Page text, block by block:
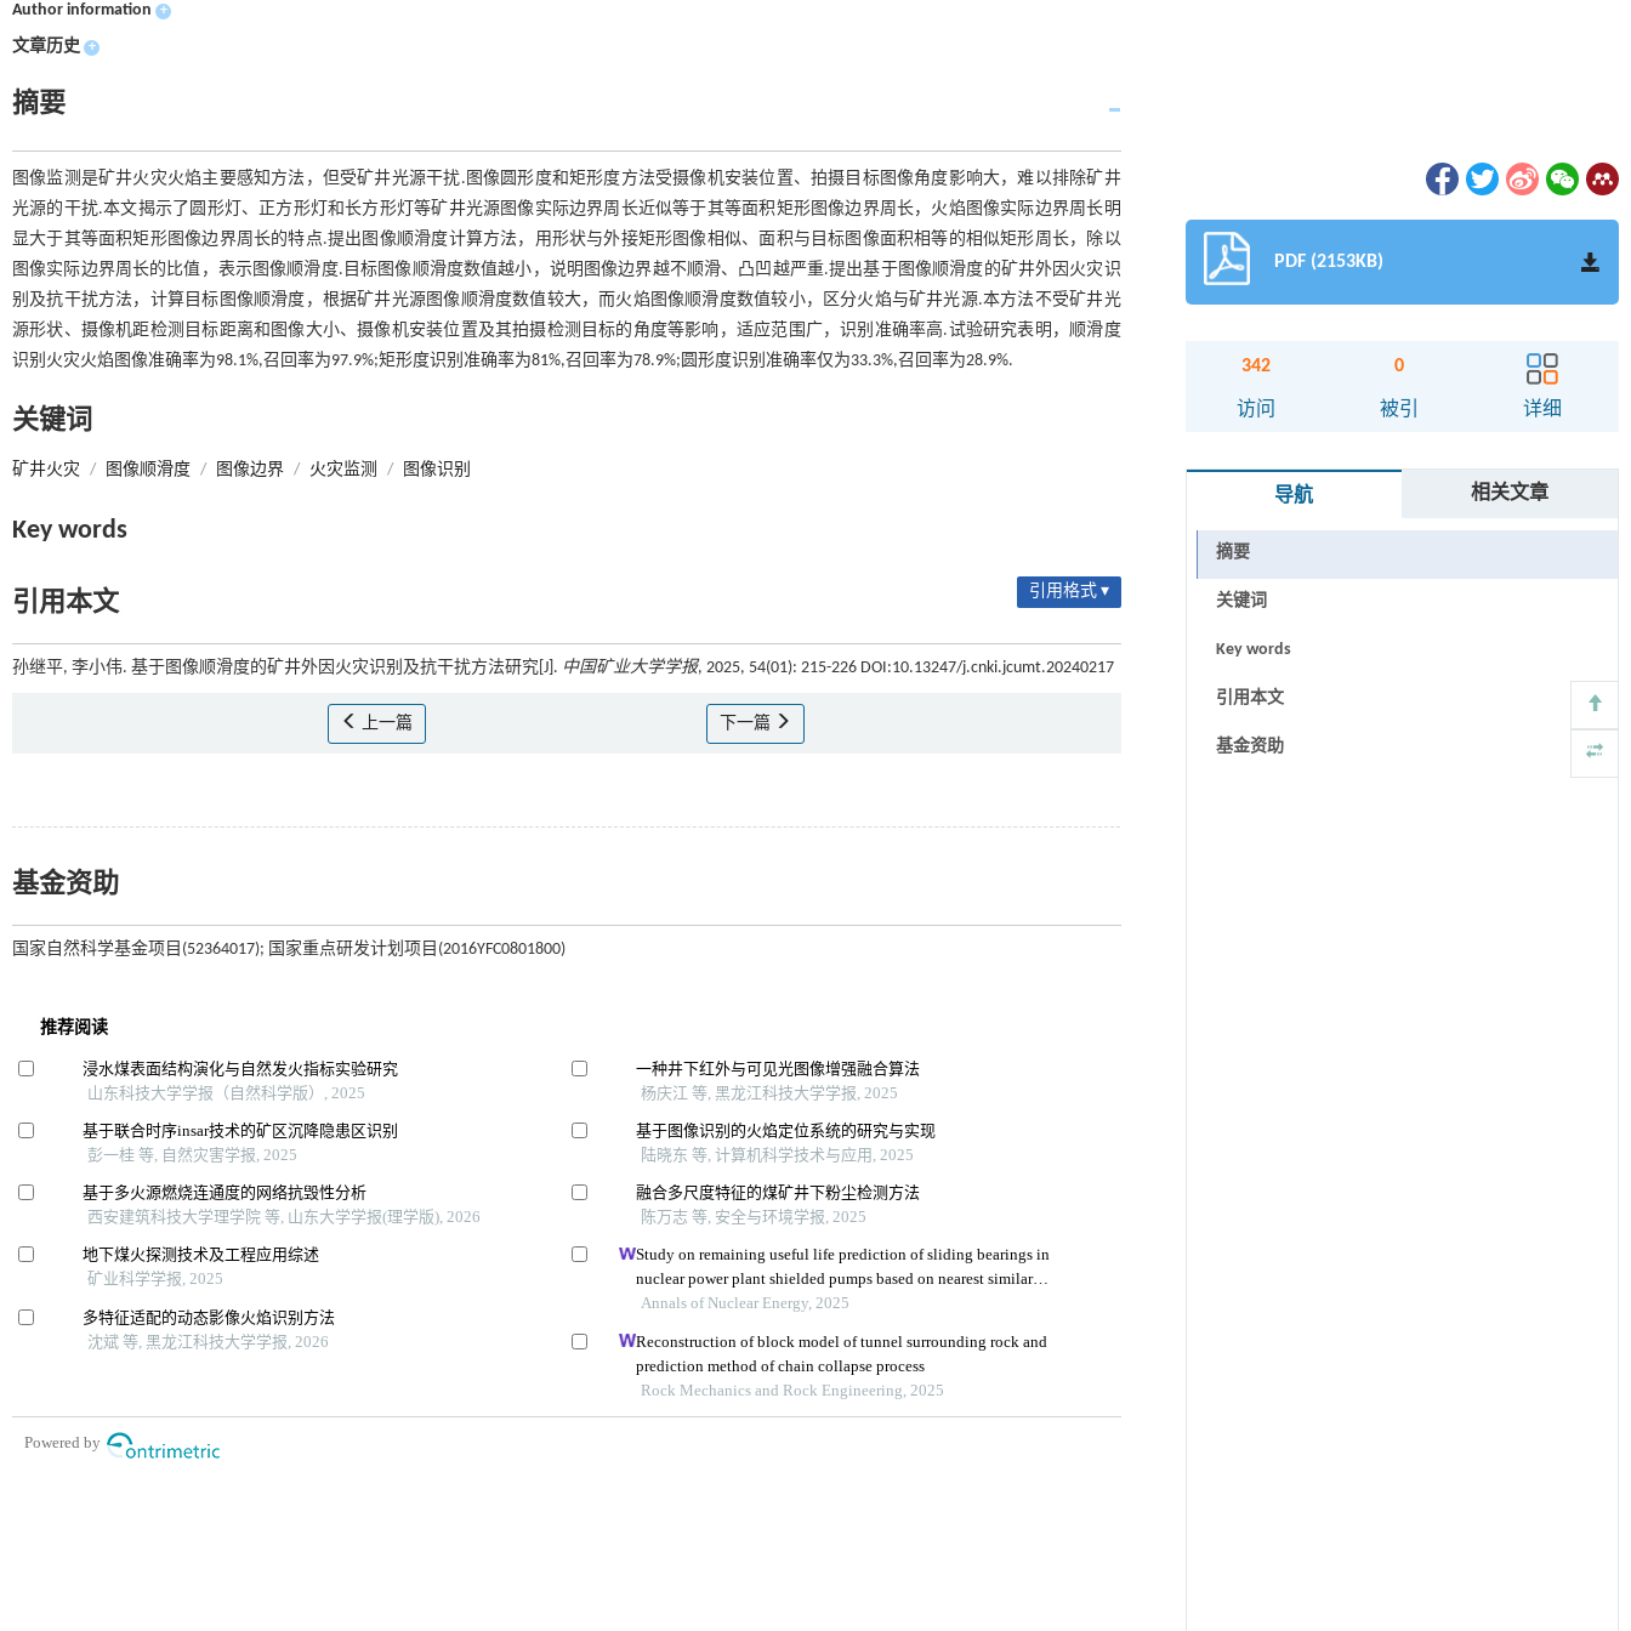
Author information +
文章历史 +
摘要
图像监测是矿井火灾火焰主要感知方法，但受矿井光源干扰.图像圆形度和矩形度方法受摄像机安装位置、拍摄目标图像角度影响大，难以排除矿井
光源的干扰.本文揭示了圆形灯、正方形灯和长方形灯等矿井光源图像实际边界周长近似等于其等面积矩形图像边界周长，火焰图像实际边界周长明
显大于其等面积矩形图像边界周长的特点.提出图像顺滑度计算方法，用形状与外接矩形图像相似、面积与目标图像面积相等的相似矩形周长，除以
图像实际边界周长的比值，表示图像顺滑度.目标图像顺滑度数值越小，说明图像边界越不顺滑、凸凹越严重.提出基于图像顺滑度的矿井外因火灾识
别及抗干扰方法，计算目标图像顺滑度，根据矿井光源图像顺滑度数值较大，而火焰图像顺滑度数值较小，区分火焰与矿井光源.本方法不受矿井光
源形状、摄像机距检测目标距离和图像大小、摄像机安装位置及其拍摄检测目标的角度等影响，适应范围广，识别准确率高.试验研究表明，顺滑度
识别火灾火焰图像准确率为98.1%,召回率为97.9%;矩形度识别准确率为81%,召回率为78.9%;圆形度识别准确率仅为33.3%,召回率为28.9%.
关键词
矿井火灾 / 图像顺滑度 / 图像边界 / 火灾监测 / 图像识别
Key words
引用本文 引用格式 ▾
孙继平, 李小伟. 基于图像顺滑度的矿井外因火灾识别及抗干扰方法研究[J]. 中国矿业大学学报, 2025, 54(01): 215-226 DOI:10.13247/j.cnki.jcumt.20240217
上一篇 下一篇
基金资助
国家自然科学基金项目(52364017); 国家重点研发计划项目(2016YFC0801800)
PDF (2153KB)
342
访问
0
被引 详细
导航 相关文章
摘要
关键词
Key words
引用本文
基金资助